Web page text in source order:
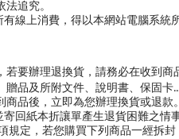
追究。
線上消費，得以本網站電腦系
若要辦理退換貨，請務必在收到商
贈品及所附文件、說明書、保固
品後，立即為您辦理換貨或退款。
回紙本折讓單產生退貨困難之情
規定，若您購買下列商品一經拆